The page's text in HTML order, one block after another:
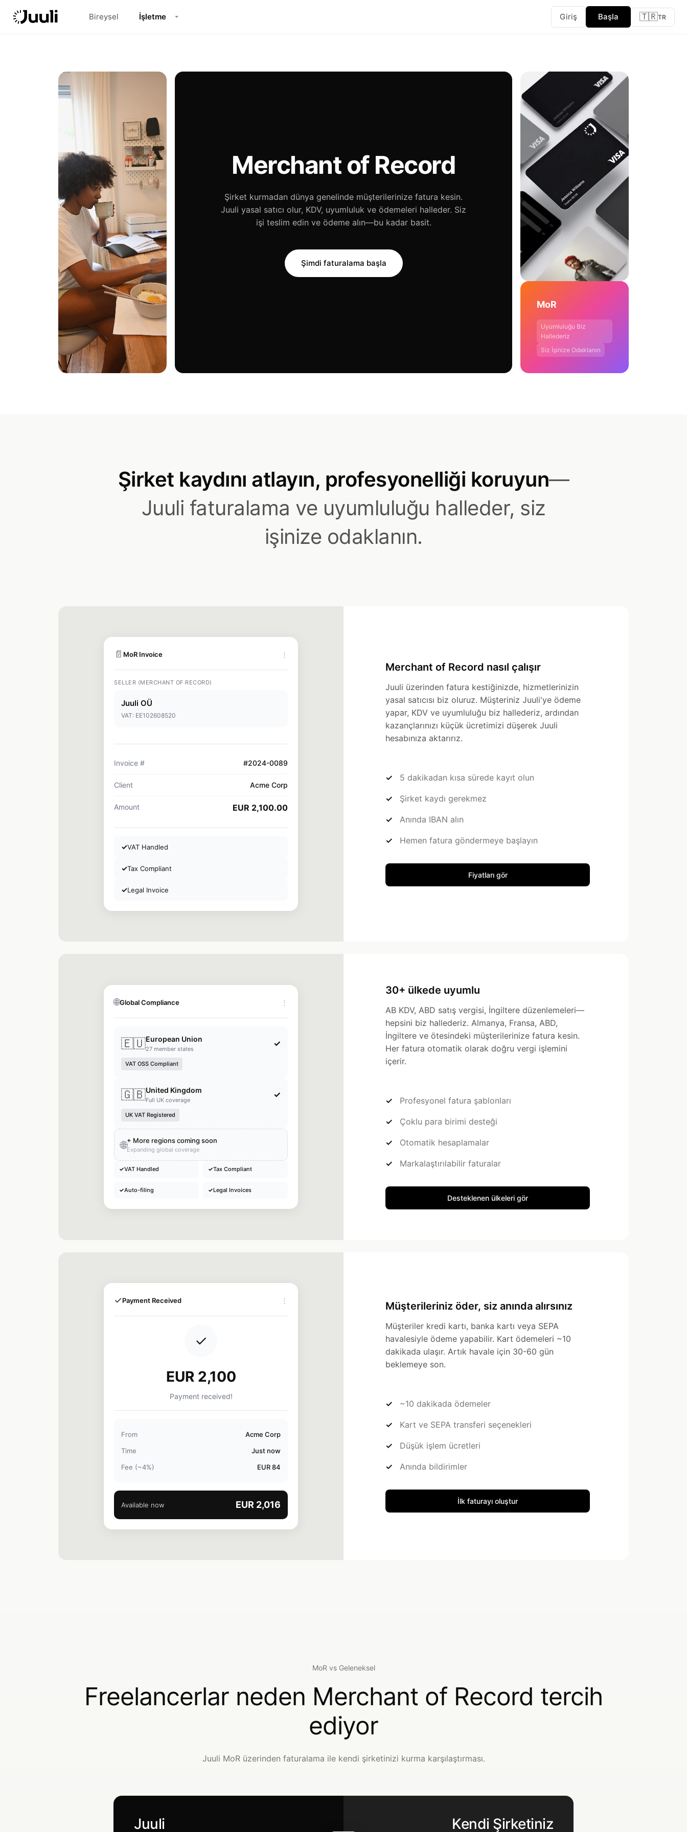
Bireysel İşletme Giriş Başla 🇹🇷TR
Merchant of Record
Şirket kurmadan dünya genelinde müşterilerinize fatura kesin.
Juuli yasal satıcı olur, KDV, uyumluluk ve ödemeleri halleder. Siz
işi teslim edin ve ödeme alın—bu kadar basit.
Şimdi faturalama başla
MoR
Uyumluluğu Biz
Hallederiz
Siz İşinize Odaklanın
Şirket kaydını atlayın, profesyonelliği koruyun—
Juuli faturalama ve uyumluluğu halleder, siz
işinize odaklanın.
📄 MoR Invoice ⋮
SELLER (MERCHANT OF RECORD)
Juuli OÜ
VAT: EE102608520
Invoice # #2024-0089
Client Acme Corp
Amount EUR 2,100.00
✓VAT Handled
✓Tax Compliant
✓Legal Invoice
Merchant of Record nasıl çalışır
Juuli üzerinden fatura kestiğinizde, hizmetlerinizin
yasal satıcısı biz oluruz. Müşteriniz Juuli'ye ödeme
yapar, KDV ve uyumluluğu biz hallederiz, ardından
kazançlarınızı küçük ücretimizi düşerek Juuli
hesabınıza aktarırız.
5 dakikadan kısa sürede kayıt olun
Şirket kaydı gerekmez
Anında IBAN alın
Hemen fatura göndermeye başlayın
Fiyatları gör
🌐Global Compliance ⋮
🇪🇺European Union
27 member states
✓
VAT OSS Compliant
🇬🇧United Kingdom
Full UK coverage
✓
UK VAT Registered
🌐+ More regions coming soon
Expanding global coverage
✓VAT Handled ✓Tax Compliant
✓Auto-filing ✓Legal Invoices
30+ ülkede uyumlu
AB KDV, ABD satış vergisi, İngiltere düzenlemeleri—
hepsini biz hallederiz. Almanya, Fransa, ABD,
İngiltere ve ötesindeki müşterilerinize fatura kesin.
Her fatura otomatik olarak doğru vergi işlemini
içerir.
Profesyonel fatura şablonları
Çoklu para birimi desteği
Otomatik hesaplamalar
Markalaştırılabilir faturalar
Desteklenen ülkeleri gör
✓Payment Received ⋮
✓
EUR 2,100
Payment received!
From
Acme Corp
Time
Just now
Fee (~4%)
EUR 84
Available now EUR 2,016
Müşterileriniz öder, siz anında alırsınız
Müşteriler kredi kartı, banka kartı veya SEPA
havalesiyle ödeme yapabilir. Kart ödemeleri ~10
dakikada ulaşır. Artık havale için 30-60 gün
beklemeye son.
~10 dakikada ödemeler
Kart ve SEPA transferi seçenekleri
Düşük işlem ücretleri
Anında bildirimler
İlk faturayı oluştur
MoR vs Geleneksel
Freelancerlar neden Merchant of Record tercih
ediyor
Juuli MoR üzerinden faturalama ile kendi şirketinizi kurma karşılaştırması.
Juuli Kendi Şirketiniz